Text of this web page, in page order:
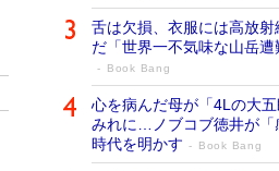
舌は欠損、衣服には高放
だ「世界一不気味な山岳遭
Book Bang
心を病んだ母が「4Lの大
みれに…ノブコブ徳井が「
時代を明かす
Book Bang